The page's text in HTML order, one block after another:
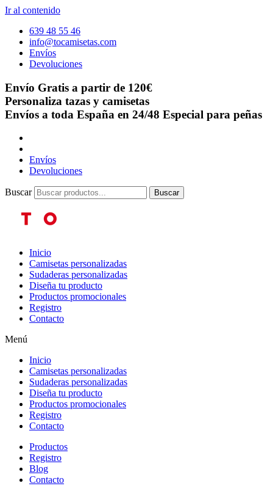
Ir al contenido
639 48 55 46
info@tocamisetas.com
Envíos
Devoluciones
Envío Gratis a partir de 120€
Personaliza tazas y camisetas
Envíos a toda España en 24/48 Especial para peñas
Envíos
Devoluciones
Buscar Buscar
Inicio
Camisetas personalizadas
Sudaderas personalizadas
Diseña tu producto
Productos promocionales
Registro
Contacto
Menú
Inicio
Camisetas personalizadas
Sudaderas personalizadas
Diseña tu producto
Productos promocionales
Registro
Contacto
Productos
Registro
Blog
Contacto